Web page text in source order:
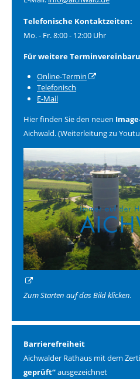
Telefonische Kontaktzeiten:
Mo. - Fr. 8:00 - 12:00 Uhr
Für weitere
Online-Termin
Telefonisch
E-Mail
Hier finden Sie den neuen
Aichwald. (Weiterleitung zu
Zum Starten auf das Bild klicken.
Barrierefreiheit
Aichwalder Rathaus mit dem
geprüft“ausgezeichnet